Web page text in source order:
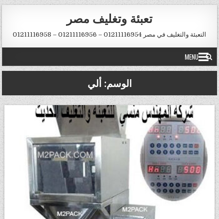
Skip
to
content
تعبئة وتغليف مصر
التعبئة والتغليف في مصر 01211116954 – 01211116956 – 01211116958
MENU
الوسم:ألي